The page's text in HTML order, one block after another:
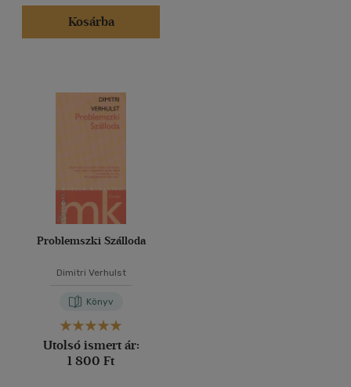
Kosárba
Problemszki Szálloda
Dimitri Verhulst
Könyv
Utolsó ismert ár:
1 800 Ft